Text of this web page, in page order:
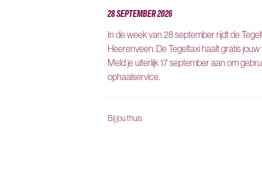
28 SEPTEMBER 2026
In de week van 28 september rijdt de
Heerenveen. De Tegeltaxi haalt gratis
Meld je uiterlijk 17 september aan om
ophaalservice.
Bij jou thuis